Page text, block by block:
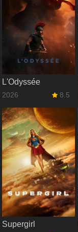
L'Odyssée
2026 8.5
Supergirl